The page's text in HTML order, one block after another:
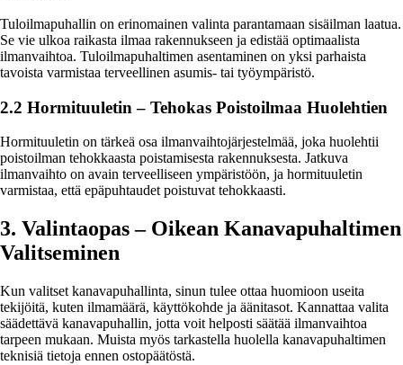
Tuloilmapuhallin on erinomainen valinta parantamaan sisäilman laatua.
Se vie ulkoa raikasta ilmaa rakennukseen ja edistää optimaalista
ilmanvaihtoa. Tuloilmapuhaltimen asentaminen on yksi parhaista
tavoista varmistaa terveellinen asumis- tai työympäristö.
2.2 Hormituuletin – Tehokas Poistoilmaa Huolehtien
Hormituuletin on tärkeä osa ilmanvaihtojärjestelmää, joka huolehtii
poistoilman tehokkaasta poistamisesta rakennuksesta. Jatkuva
ilmanvaihto on avain terveelliseen ympäristöön, ja hormituuletin
varmistaa, että epäpuhtaudet poistuvat tehokkaasti.
3. Valintaopas – Oikean Kanavapuhaltimen
Valitseminen
Kun valitset kanavapuhallinta, sinun tulee ottaa huomioon useita
tekijöitä, kuten ilmamäärä, käyttökohde ja äänitasot. Kannattaa valita
säädettävä kanavapuhallin, jotta voit helposti säätää ilmanvaihtoa
tarpeen mukaan. Muista myös tarkastella huolella kanavapuhaltimen
teknisiä tietoja ennen ostopäätöstä.